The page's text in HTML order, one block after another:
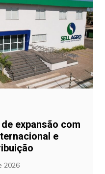
expansão com
e
2026